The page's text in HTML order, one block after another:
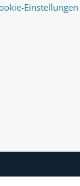
Einstellungen